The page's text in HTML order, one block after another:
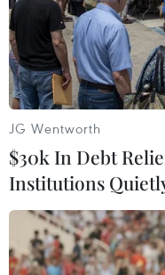
JG Wentworth
$30k In Debt
Institutions